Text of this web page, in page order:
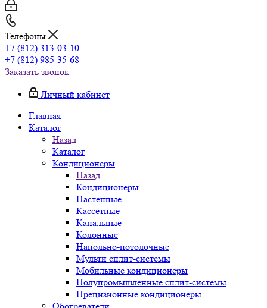
Телефоны
+7 (812) 313-03-10
+7 (812) 985-35-68
Заказать звонок
Личный кабинет
Главная
Каталог
Назад
Каталог
Кондиционеры
Назад
Кондиционеры
Настенные
Кассетные
Канальные
Колонные
Напольно-потолочные
Мульти сплит-системы
Мобильные кондиционеры
Полупромышленные сплит-системы
Прецизионные кондиционеры